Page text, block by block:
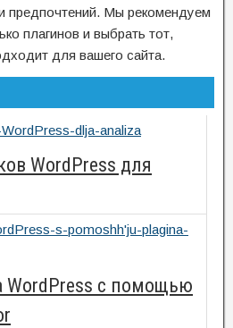
предпочтений. Мы рекомендуем
плагинов и выбрать тот,
для вашего сайта.
WordPress для
WordPress с помощью